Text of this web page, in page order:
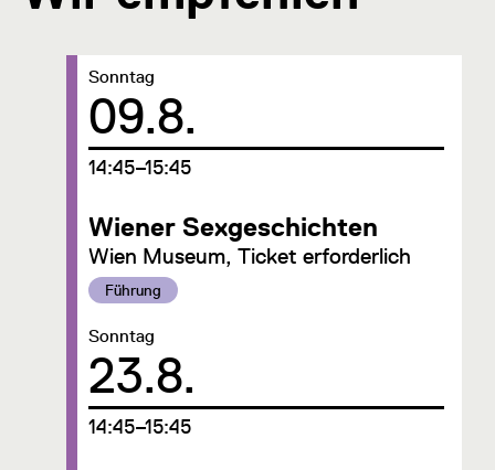
Wiener Sexgeschichten
Wien Museum, Ticket erforderlich
Kategorie:
Führung
Datum:
09.8.
Sonntag
um
14:45–15:45
Datum:
23.8.
Sonntag
um
14:45–15:45